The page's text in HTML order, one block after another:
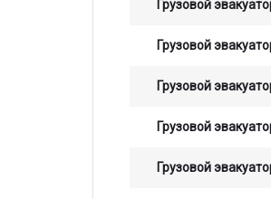
Грузовой
Грузовой
Грузовой
Грузовой
Грузовой